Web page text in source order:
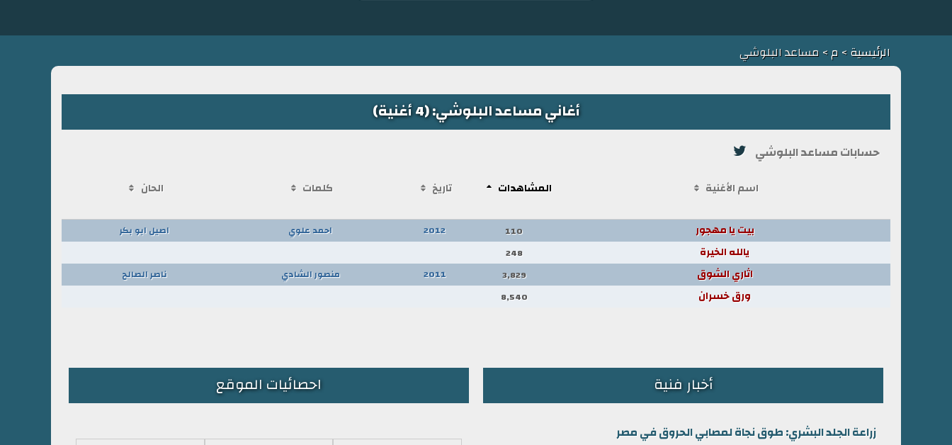
الرئيسية> م> مساعد البلوشي
أغاني مساعد البلوشي: (4 أغنية)
حسابات مساعد البلوشي
اسم الأغنية المشاهدات تاريخ كلمات الحان
بيت يا مهجور 110
2012 احمد علوي اصيل ابو بكر
يالله الخيرة 248
اثاري الشوق 3,829
2011 منصور الشادي ناصر الصالح
ورق خسران 8,540
أخبار فنية
زراعة الجلد البشري: طوق نجاة لمصابي الحروق في مصر
احصائيات الموقع